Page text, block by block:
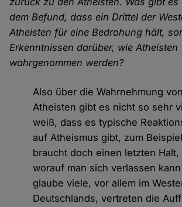
dem Befund, dass ein Drittel der
Atheisten für eine Bedrohung hält,
Erkenntnissen darüber, wie Atheisten
wahrgenommen werden?
Also über die Wahrnehmung von
Atheisten gibt es nicht so sehr
weiß, dass es typische
auf Atheismus gibt, zum
braucht doch einen letzten Halt,
worauf man sich verlassen
glaube viele, vor allem im
Deutschlands, vertreten die